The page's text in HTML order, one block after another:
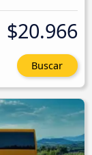
$20.966
Buscar